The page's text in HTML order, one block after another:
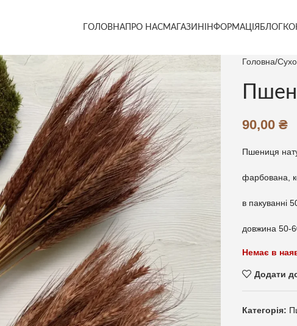
ГОЛОВНАПРО НАСМАГАЗИН ІНФОРМАЦІЯ БЛОГ
Головна
90,00 ₴
Пшениця
фарбована,
в пакуванні
довжина 50-
Немає в
Додати
Категорія: